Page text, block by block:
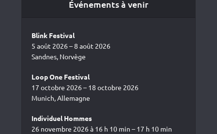
Événements à venir
Blink Festival
5 août 2026 – 8 août 2026
Sandnes, Norvège
Loop One Festival
17 octobre 2026 – 18 octobre 2026
Munich, Allemagne
Individuel Hommes
26 novembre 2026 à 16 h 10 min – 17 h 10 min